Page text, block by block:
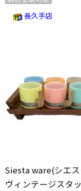
長久手店